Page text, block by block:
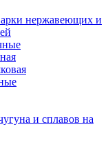
нержавеющих и
и сплавов на